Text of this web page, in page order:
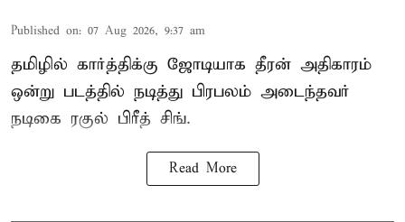
Published on: 07 Aug 2026, 9:37 am
தமிழில் கார்த்திக்கு ஜோடியாக தீரன் அதிகாரம்
ஒன்று படத்தில் நடித்து பிரபலம் அடைந்தவர்
நடிகை ரகுல் பிரீத் சிங்.
Read More